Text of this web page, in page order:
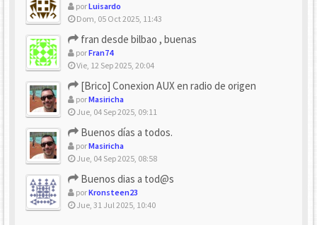
porLuisardo
Dom, 05 Oct 2025, 11:43
fran desde bilbao , buenas
porFran74
Vie, 12 Sep 2025, 20:04
[Brico] Conexion AUX en radio de origen
porMasiricha
Jue, 04 Sep 2025, 09:11
Buenos días a todos.
porMasiricha
Jue, 04 Sep 2025, 08:58
Buenos dias a tod@s
porKronsteen23
Jue, 31 Jul 2025, 10:40